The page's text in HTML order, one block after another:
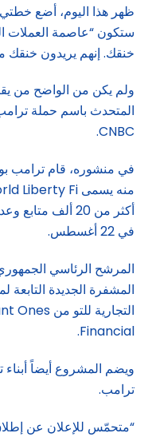
ظهر هذا اليوم، أضع خطتي
ستكون “عاصمة العملات
خنقك. إنهم يريدون
ولم يكن من الواضح من
المتحدث باسم حملة
CNBC.
أكثر من 20 ألف
في 22 أغسطس.
المرشح الرئاسي
المشفرة الجديدة التابعة
Financial.
ويضم المشروع أيضاً أبناء
ترامب.